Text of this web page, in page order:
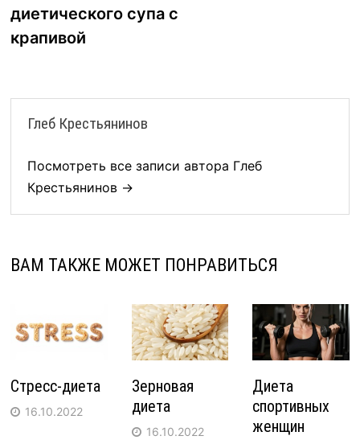
диетического супа с
крапивой
Глеб Крестьянинов
Посмотреть все записи автора Глеб
Крестьянинов →
ВАМ ТАКЖЕ МОЖЕТ ПОНРАВИТЬСЯ
Стресс-диета
16.10.2022
Зерновая
диета
16.10.2022
Диета
спортивных
женщин